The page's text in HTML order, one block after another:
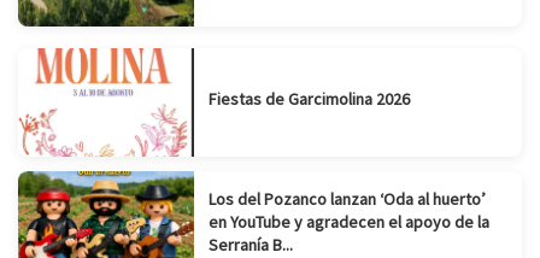
Fiestas de Garcimolina 2026
Los del Pozanco lanzan ‘Oda al huerto’
en YouTube y agradecen el apoyo de la
Serranía B...